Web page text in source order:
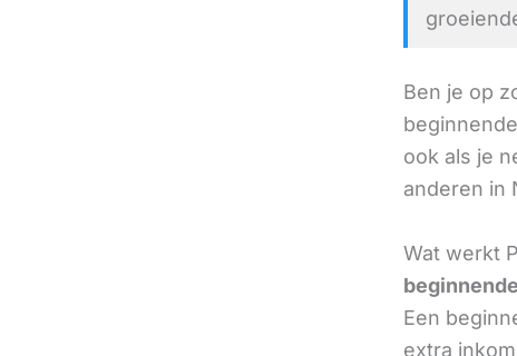
Ben je op
ook als je
anderen in
Wat werkt
Een
extra